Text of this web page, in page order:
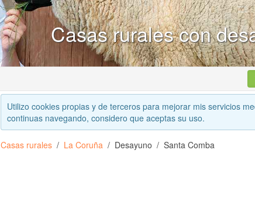
Casas rurales con
Utilizo cookies propias y de terceros para mejorar mis servicios
continuas navegando, considero que aceptas su uso.
Casas rurales La Coruña Desayuno Santa Comba